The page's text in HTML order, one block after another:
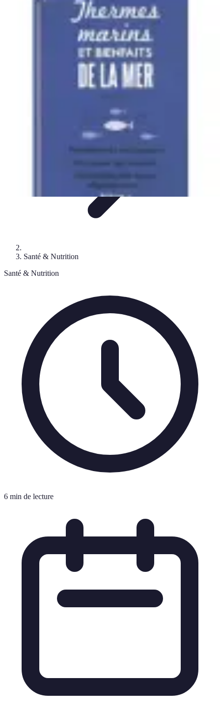
Préparation et TechniquesAstuces et conseilsRecettes et
Santé et Nutrition Choix des Fruits de Mer
Guide Fruits de Mer
Santé & Nutrition
Santé & Nutrition
6 min de lecture